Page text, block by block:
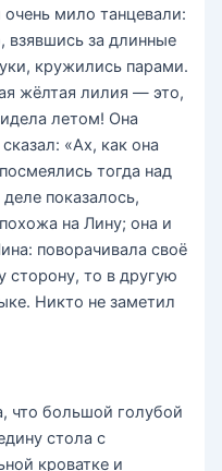
мило танцевали:
взявшись за длинные
кружились парами.
жёлтая лилия — это,
летом! Она
«Ах, как она
тогда над
показалось,
на Лину; она и
поворачивала своё
сторону, то в другую
Никто не заметил
что большой голубой
стола с
кроватке и